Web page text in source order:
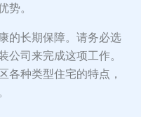
。
的长期保障。请务必选
司来完成这项工作。
各种类型住宅的特点，